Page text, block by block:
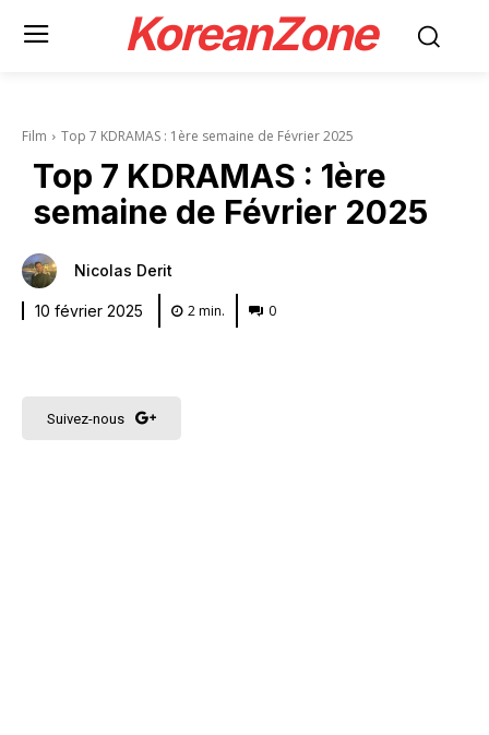
KoreanZone
Film Top 7 KDRAMAS : 1ère semaine de Février 2025
Top 7 KDRAMAS : 1ère
semaine de Février 2025
Nicolas Derit
10 février 2025 2min. 0
Suivez-nous